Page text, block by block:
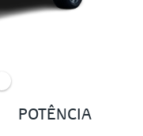
POTÊNCIA